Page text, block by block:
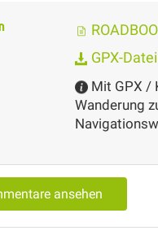
GPX-Datei
Mit GPX /
Wanderung
ansehen